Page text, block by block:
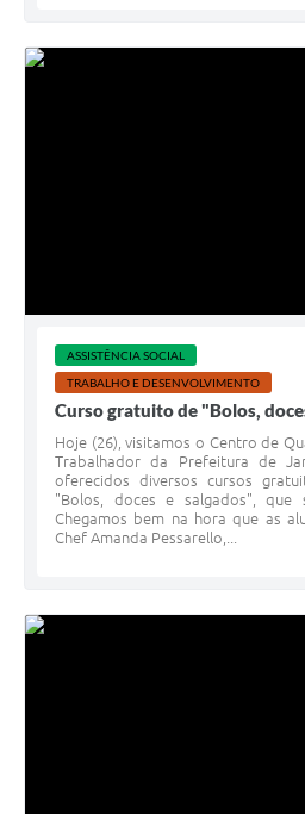
ASSISTÊNCIA SOCIAL
TRABALHO E DESENVOLVIMENTO
Curso gratuito de "Bolos,
Hoje (26), visitamos o Centro de
Trabalhador da Prefeitura de
oferecidos diversos cursos
"Bolos, doces e salgados",
Chegamos bem na hora que as
Chef Amanda Pessarello,...